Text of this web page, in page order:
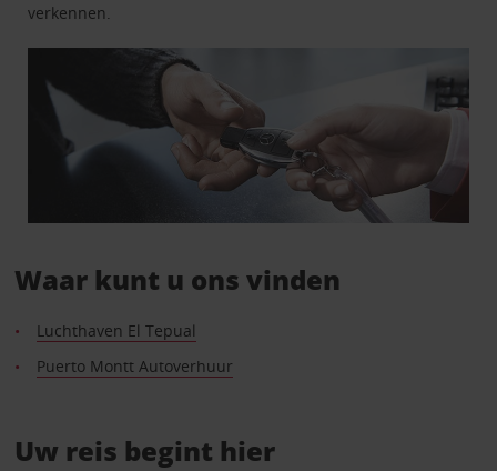
verkennen.
Waar kunt u ons vinden
Luchthaven El Tepual
Puerto Montt Autoverhuur
Uw reis begint hier